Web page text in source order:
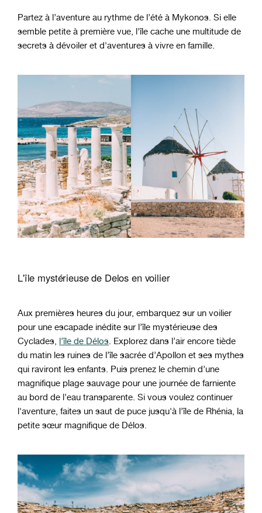
Partez à l’aventure au rythme de l’été à Mykonos. Si elle
semble petite à première vue, l'île cache une multitude de
secrets à dévoiler et d'aventures à vivre en famille.
L'île mystérieuse de Delos en voilier
Aux premières heures du jour, embarquez sur un voilier
pour une escapade inédite sur l’île mystérieuse des
Cyclades, l’île de Délos. Explorez dans l’air encore tiède
du matin les ruines de l’île sacrée d’Apollon et ses mythes
qui raviront les enfants. Puis prenez le chemin d’une
magnifique plage sauvage pour une journée de farniente
au bord de l’eau transparente. Si vous voulez continuer
l'aventure, faites un saut de puce jusqu'à l’île de Rhénia, la
petite sœur magnifique de Délos.